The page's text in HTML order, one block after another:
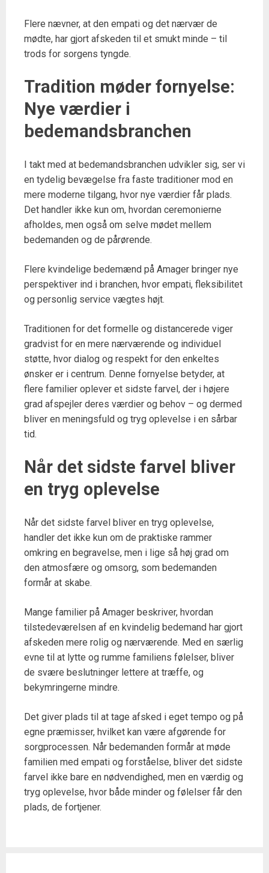
Flere nævner, at den empati og det nærvær de
mødte, har gjort afskeden til et smukt minde – til
trods for sorgens tyngde.
Tradition møder fornyelse:
Nye værdier i
bedemandsbranchen
I takt med at bedemandsbranchen udvikler sig, ser vi
en tydelig bevægelse fra faste traditioner mod en
mere moderne tilgang, hvor nye værdier får plads.
Det handler ikke kun om, hvordan ceremonierne
afholdes, men også om selve mødet mellem
bedemanden og de pårørende.
Flere kvindelige bedemænd på Amager bringer nye
perspektiver ind i branchen, hvor empati, fleksibilitet
og personlig service vægtes højt.
Traditionen for det formelle og distancerede viger
gradvist for en mere nærværende og individuel
støtte, hvor dialog og respekt for den enkeltes
ønsker er i centrum. Denne fornyelse betyder, at
flere familier oplever et sidste farvel, der i højere
grad afspejler deres værdier og behov – og dermed
bliver en meningsfuld og tryg oplevelse i en sårbar
tid.
Når det sidste farvel bliver
en tryg oplevelse
Når det sidste farvel bliver en tryg oplevelse,
handler det ikke kun om de praktiske rammer
omkring en begravelse, men i lige så høj grad om
den atmosfære og omsorg, som bedemanden
formår at skabe.
Mange familier på Amager beskriver, hvordan
tilstedeværelsen af en kvindelig bedemand har gjort
afskeden mere rolig og nærværende. Med en særlig
evne til at lytte og rumme familiens følelser, bliver
de svære beslutninger lettere at træffe, og
bekymringerne mindre.
Det giver plads til at tage afsked i eget tempo og på
egne præmisser, hvilket kan være afgørende for
sorgprocessen. Når bedemanden formår at møde
familien med empati og forståelse, bliver det sidste
farvel ikke bare en nødvendighed, men en værdig og
tryg oplevelse, hvor både minder og følelser får den
plads, de fortjener.